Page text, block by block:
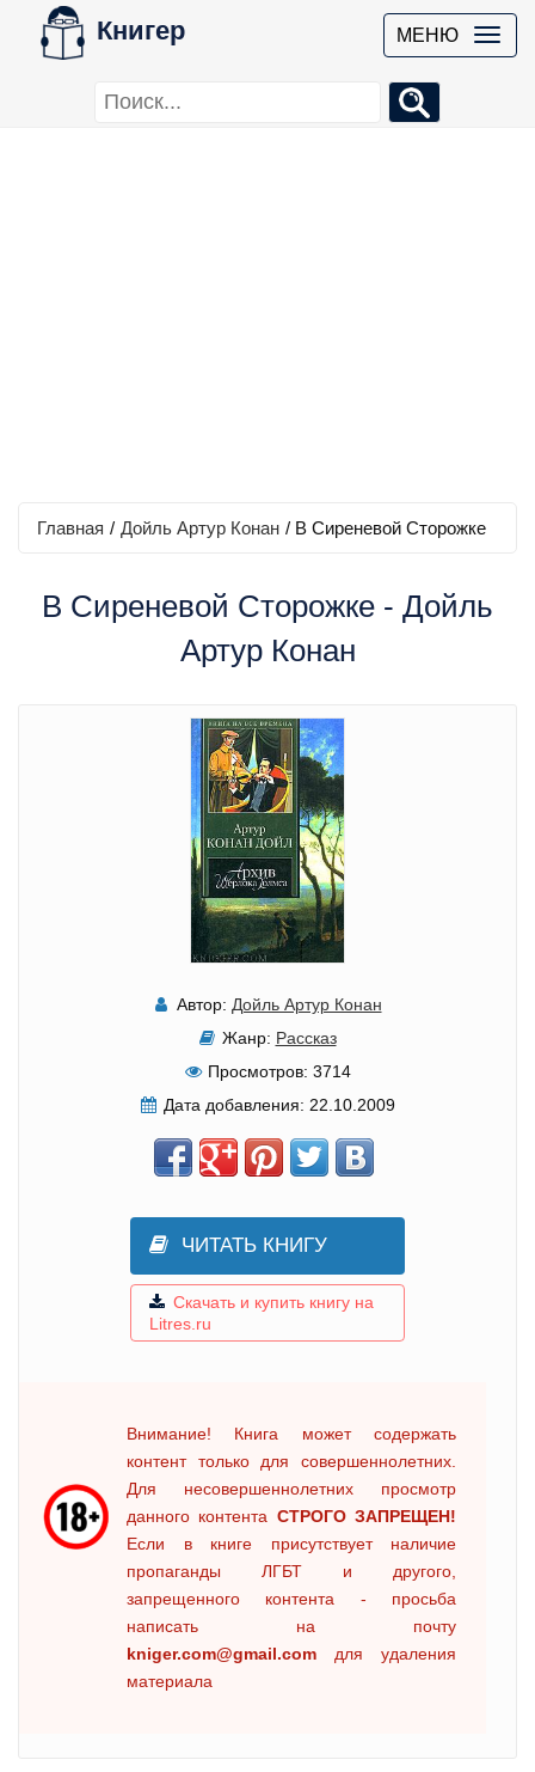
Книгер МЕНЮ
Главная / Дойль Артур Конан / В Сиреневой Сторожке
В Сиреневой Сторожке - Дойль
Артур Конан
Автор: Дойль Артур Конан
Жанр: Рассказ
Просмотров: 3714
Дата добавления: 22.10.2009
ЧИТАТЬ КНИГУ
Скачать и купить книгу на
Litres.ru
Внимание! Книга может содержать
контент только для совершеннолетних.
Для несовершеннолетних просмотр
данного контента СТРОГО ЗАПРЕЩЕН!
Если в книге присутствует наличие
пропаганды ЛГБТ и другого,
запрещенного контента - просьба
написать на почту
kniger.com@gmail.com для удаления
материала